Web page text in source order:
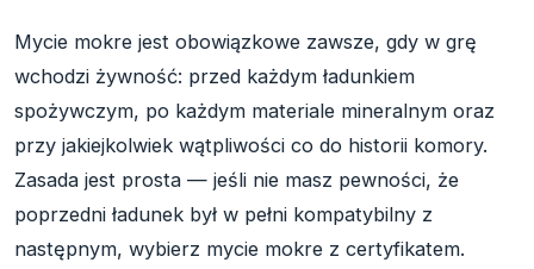
Mycie mokre jest obowiązkowe zawsze, gdy w grę
wchodzi żywność: przed każdym ładunkiem
spożywczym, po każdym materiale mineralnym oraz
przy jakiejkolwiek wątpliwości co do historii komory.
Zasada jest prosta — jeśli nie masz pewności, że
poprzedni ładunek był w pełni kompatybilny z
następnym, wybierz mycie mokre z certyfikatem.